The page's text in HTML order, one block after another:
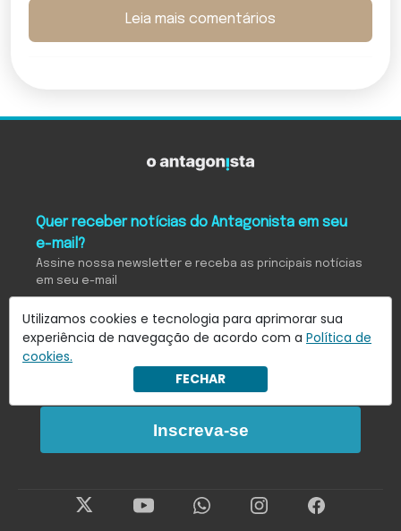
Leia mais comentários
Utilizamos cookies e tecnologia para aprimorar sua
experiência de navegação de acordo com a Política de
cookies.
FECHAR
Quer receber notícias do Antagonista em seu
e-mail?
Assine nossa newsletter e receba as principais notícias
em seu e-mail
Eu concordo em receber notificações.
Política de Privacidade
Inscreva-se